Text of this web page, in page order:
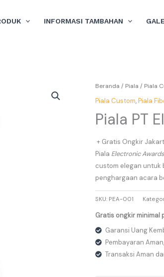
INFORMASI TAMBAHAN
Beranda / Piala / Piala
Piala Custom,Piala
Piala PT
+ Gratis Ongkir
Piala Electronic Awards
custom elegan untuk
penghargaan acara
SKU: PEA-001
Gratis ongkir minimal
Garansi Uang
Pembayaran
Transaksi Aman